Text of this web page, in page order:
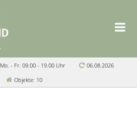
Mo. - Fr. 09.00 - 19.00 Uhr
06.08.2026
Objekte: 10